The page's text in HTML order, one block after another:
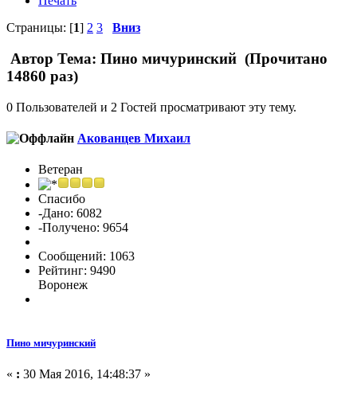
Страницы: [1] 2 3 Вниз
Автор Тема: Пино мичуринский (Прочитано
14860 раз)
0 Пользователей и 2 Гостей просматривают эту тему.
Акованцев Михаил
Ветеран
Спасибо
-Дано: 6082
-Получено: 9654
Сообщений: 1063
Рейтинг: 9490
Воронеж
Пино мичуринский
« : 30 Мая 2016, 14:48:37 »